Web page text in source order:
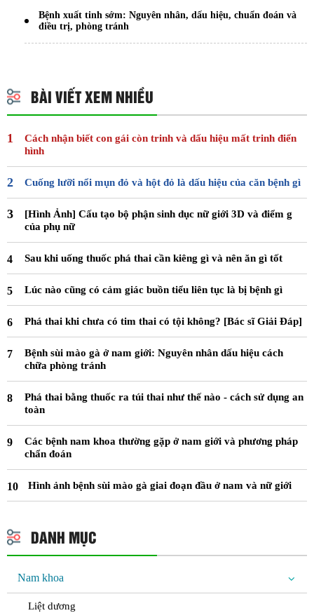
Bệnh xuất tinh sớm: Nguyên nhân, dấu hiệu, chuẩn đoán và
điều trị, phòng tránh
BÀI VIẾT XEM NHIỀU
Cách nhận biết con gái còn trinh và dấu hiệu mất trinh điển
hình
Cuống lưỡi nổi mụn đỏ và hột đỏ là dấu hiệu của căn bệnh gì
[Hình Ảnh] Cấu tạo bộ phận sinh dục nữ giới 3D và điểm g
của phụ nữ
Sau khi uống thuốc phá thai cần kiêng gì và nên ăn gì tốt
Lúc nào cũng có cảm giác buồn tiểu liên tục là bị bệnh gì
Phá thai khi chưa có tim thai có tội không? [Bác sĩ Giải Đáp]
Bệnh sùi mào gà ở nam giới: Nguyên nhân dấu hiệu cách
chữa phòng tránh
Phá thai bằng thuốc ra túi thai như thế nào - cách sử dụng an
toàn
Các bệnh nam khoa thường gặp ở nam giới và phương pháp
chẩn đoán
Hình ảnh bệnh sùi mào gà giai đoạn đầu ở nam và nữ giới
DANH MỤC
Nam khoa
Liệt dương